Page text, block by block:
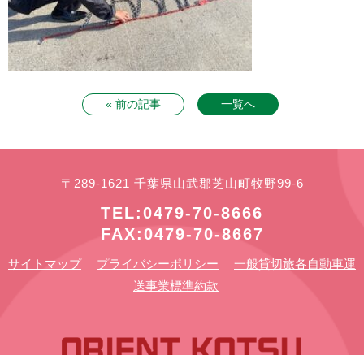
« 前の記事 一覧へ
〒289-1621 千葉県山武郡芝山町牧野99-6
TEL:0479-70-8666
FAX:0479-70-8667
サイトマップ プライバシーポリシー
一般貸切旅各自動車運
送事業標準約款